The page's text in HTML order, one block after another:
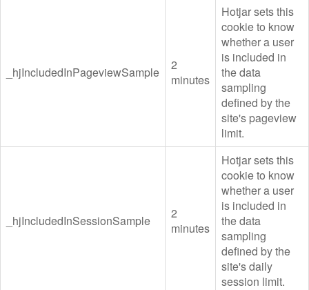
_hjIncludedInPageviewSample
2
minutes
Hotjar sets this
cookie to know
whether a user
is included in
the data
sampling
defined by the
site's pageview
limit.
_hjIncludedInSessionSample
2
minutes
Hotjar sets this
cookie to know
whether a user
is included in
the data
sampling
defined by the
site's daily
session limit.